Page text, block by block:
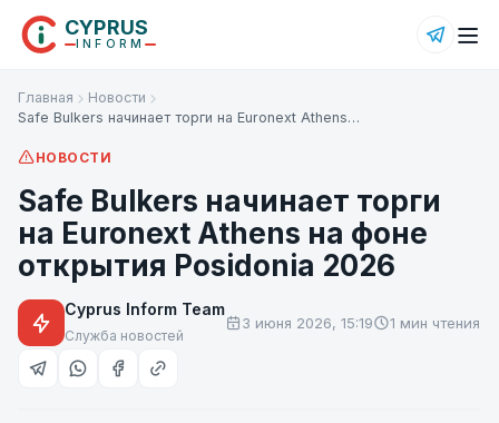
CYPRUS
INFORM
Главная
Новости
Safe Bulkers начинает торги на Euronext Athens…
НОВОСТИ
Safe Bulkers начинает торги
на Euronext Athens на фоне
открытия Posidonia 2026
Cyprus Inform Team
Служба новостей
3 июня 2026, 15:19 1 мин чтения